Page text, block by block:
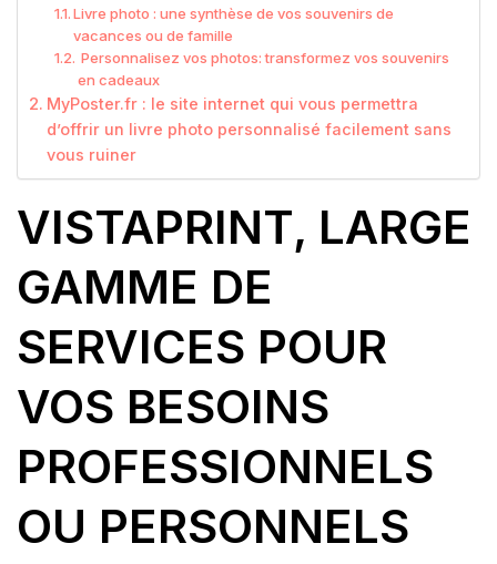
Livre photo : une synthèse de vos souvenirs de
vacances ou de famille
Personnalisez vos photos: transformez vos souvenirs
en cadeaux
MyPoster.fr : le site internet qui vous permettra
d’offrir un livre photo personnalisé facilement sans
vous ruiner
VISTAPRINT, LARGE
GAMME DE
SERVICES POUR
VOS BESOINS
PROFESSIONNELS
OU PERSONNELS